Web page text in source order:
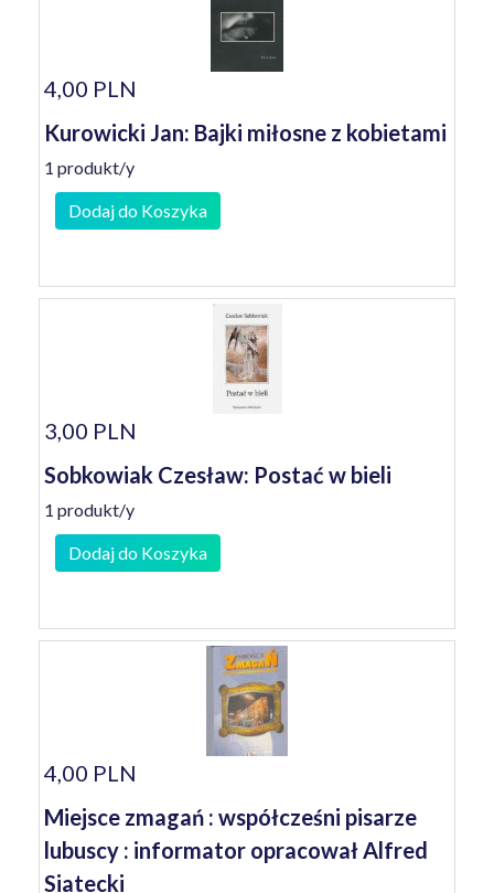
4,00 PLN
Kurowicki Jan: Bajki miłosne z kobietami
1 produkt/y
Dodaj do Koszyka
3,00 PLN
Sobkowiak Czesław: Postać w bieli
1 produkt/y
Dodaj do Koszyka
4,00 PLN
Miejsce zmagań : współcześni pisarze
lubuscy : informator opracował Alfred
Siatecki